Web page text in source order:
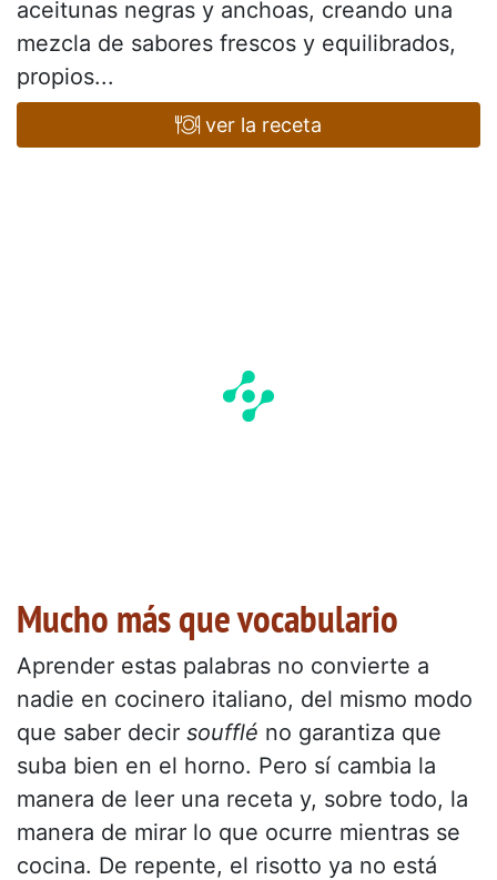
aceitunas negras y anchoas, creando una
mezcla de sabores frescos y equilibrados,
propios...
ver la receta
Mucho más que vocabulario
Aprender estas palabras no convierte a
nadie en cocinero italiano, del mismo modo
que saber decir soufflé no garantiza que
suba bien en el horno. Pero sí cambia la
manera de leer una receta y, sobre todo, la
manera de mirar lo que ocurre mientras se
cocina. De repente, el risotto ya no está